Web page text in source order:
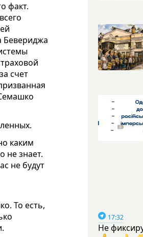
факт.
Бевериджа
счет
каким
не знает.
не будут
То есть,
17:32
Не